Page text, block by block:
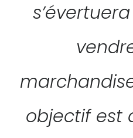
objectif est